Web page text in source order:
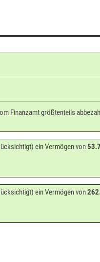
Finanzamt größtenteils
ein Vermögen von
ein Vermögen von